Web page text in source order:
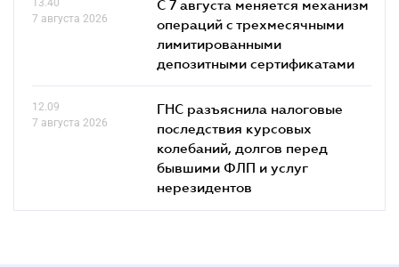
7 августа 2026
С 7 августа меняется механизм
операций с трехмесячными
лимитированными
депозитными сертификатами
12.09
7 августа 2026
ГНС разъяснила налоговые
последствия курсовых
колебаний, долгов перед
бывшими ФЛП и услуг
нерезидентов